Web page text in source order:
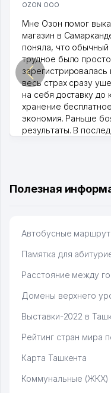
OZON ООО
Мне Озон помог
магазин в
поняла, что
трудное было
зарегистрировалась
весь страх сразу
на себя доставку до
хранение
экономия. Раньше
результаты. В
Полезная
Автобусные
Памятка для
Расстояние между
Домены верхнего
Выставки-2022 в
Рейтинг стран мира
Карта Ташкента
Коммунальные (ЖКХ)